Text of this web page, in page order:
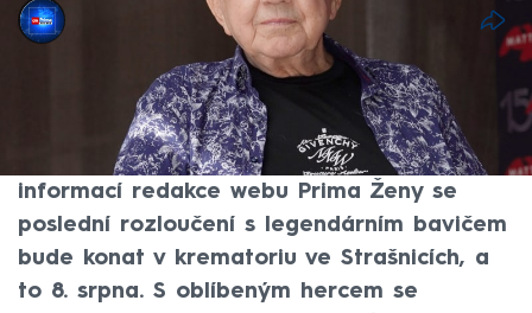
CNN Prima NEWS
30. čvc 2025, 20:39
Ohledně pohřbu zesnulého herce Jiřího
Krampola kolovalo ve veřejném prostoru
mnoho nejasností a spekulací. Podle
informací redakce webu Prima Ženy se
poslední rozloučení s legendárním bavičem
bude konat v krematoriu ve Strašnicích, a
to 8. srpna. S oblíbeným hercem se